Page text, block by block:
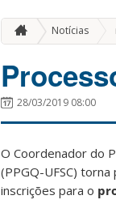
Notícias
28/03/2019 08:00
O Coordenador do
(PPGQ-UFSC) torna
inscrições para o